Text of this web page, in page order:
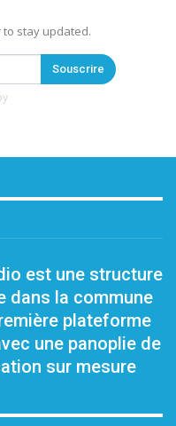
stay updated.
Souscrire
est une structure
dans la commune
plateforme
une panoplie de
sur mesure